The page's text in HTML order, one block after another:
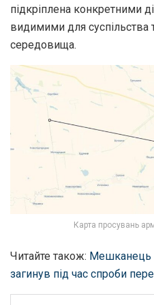
підкріплена конкретними
видимими для суспільства
середовища.
Карта просувань
Читайте також: Мешканець
загинув під час спроби